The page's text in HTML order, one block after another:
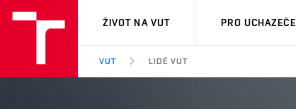
VUT
ŽIVOT NA VUT PRO UCHAZEČE
VUT LIDÉ VUT